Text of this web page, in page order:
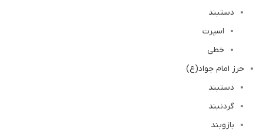
دستبند
اسپرت
خطی
حرز امام جواد(ع)
دستبند
گردنبند
بازوبند